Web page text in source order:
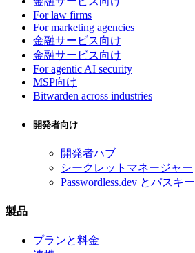
For law firms
For marketing agencies
金融サービス向け
金融サービス向け
For agentic AI security
MSP向け
Bitwarden across industries
開発者向け
開発者ハブ
シークレットマネージャー
Passwordless.dev とパスキー
製品
プランと料金